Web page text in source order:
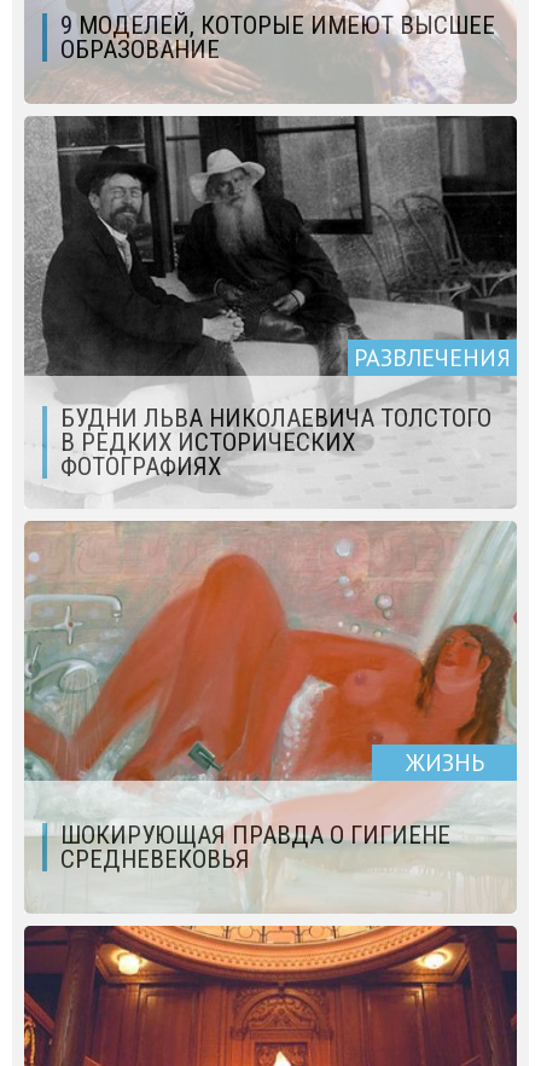
9 МОДЕЛЕЙ, КОТОРЫЕ ИМЕЮТ ВЫСШЕЕ
ОБРАЗОВАНИЕ
РАЗВЛЕЧЕНИЯ
БУДНИ ЛЬВА НИКОЛАЕВИЧА ТОЛСТОГО
В РЕДКИХ ИСТОРИЧЕСКИХ
ФОТОГРАФИЯХ
ЖИЗНЬ
ШОКИРУЮЩАЯ ПРАВДА О ГИГИЕНЕ
СРЕДНЕВЕКОВЬЯ